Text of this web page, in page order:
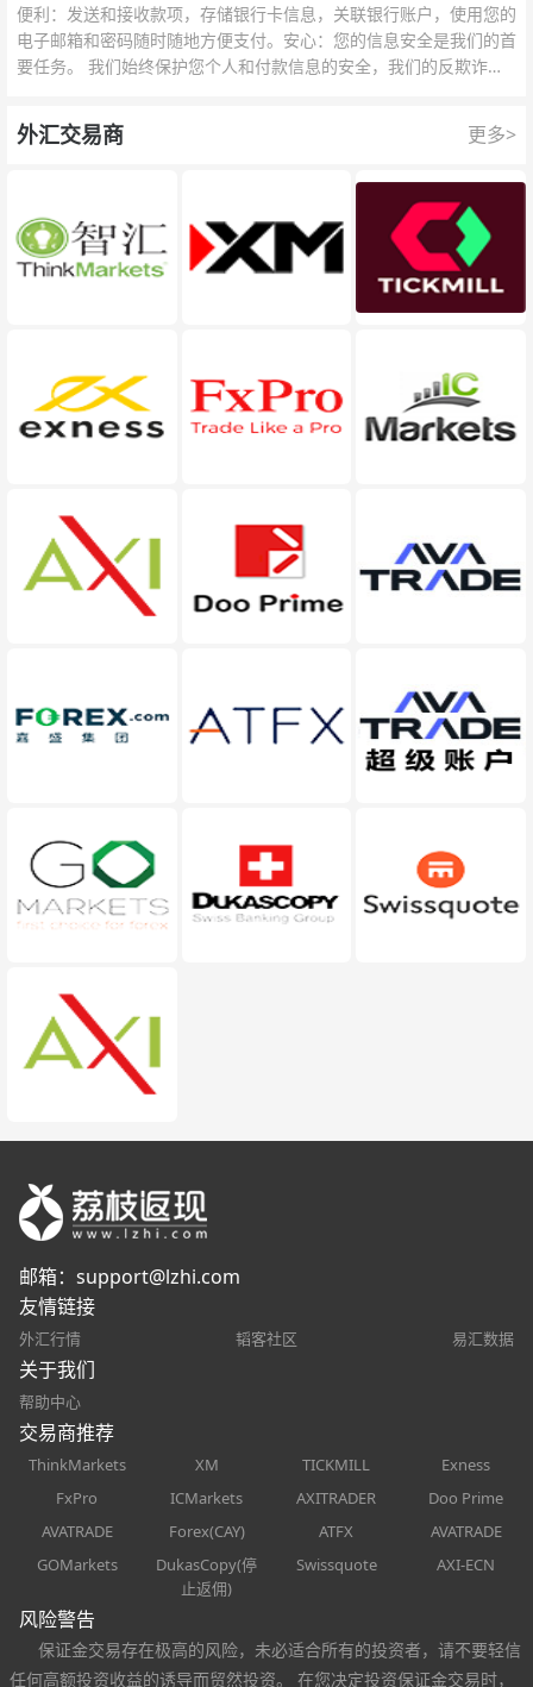
便利：发送和接收款项，存储银行卡信息，关联银行账户，使用您的
电子邮箱和密码随时随地方便支付。安心：您的信息安全是我们的首
要任务。 我们始终保护您个人和付款信息的安全，我们的反欺诈团
外汇交易商 更多>
邮箱： support@lzhi.com
友情链接
外汇行情 韬客社区 易汇数据
关于我们
帮助中心
交易商推荐
ThinkMarkets XM TICKMILL
Exness
FxPro
ICMarkets AXITRADER
Doo Prime
AVATRADE
Forex(CAY) ATFX
AVATRADE
GOMarkets
DukasCopy(停
止返佣)
Swissquote AXI-ECN
风险警告
保证金交易存在极高的风险，未必适合所有的投资者，请不要轻信
任何高额投资收益的诱导而贸然投资。 在您决定投资保证金交易时，